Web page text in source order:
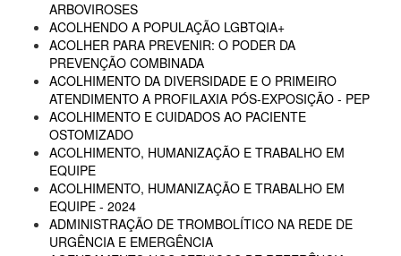
ARBOVIROSES
ACOLHENDO A POPULAÇÃO LGBTQIA+
ACOLHER PARA PREVENIR: O PODER DA
PREVENÇÃO COMBINADA
ACOLHIMENTO DA DIVERSIDADE E O PRIMEIRO
ATENDIMENTO A PROFILAXIA PÓS-EXPOSIÇÃO - PEP
ACOLHIMENTO E CUIDADOS AO PACIENTE
OSTOMIZADO
ACOLHIMENTO, HUMANIZAÇÃO E TRABALHO EM
EQUIPE
ACOLHIMENTO, HUMANIZAÇÃO E TRABALHO EM
EQUIPE - 2024
ADMINISTRAÇÃO DE TROMBOLÍTICO NA REDE DE
URGÊNCIA E EMERGÊNCIA